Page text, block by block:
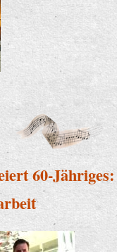
aber fein -
60-